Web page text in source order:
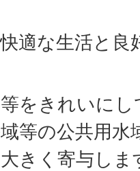
適な生活と良
をきれいにし
等の公共用
きく寄与しま